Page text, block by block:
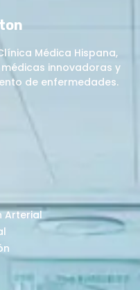
Médica Hispana,
innovadoras y
de enfermedades.
Arterial